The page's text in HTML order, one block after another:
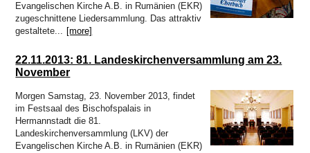
Evangelischen Kirche A.B. in Rumänien (EKR)
zugeschnittene Liedersammlung. Das attraktiv
gestaltete... [more]
22.11.2013: 81. Landeskirchenversammlung am 23.
November
Morgen Samstag, 23. November 2013, findet
im Festsaal des Bischofspalais in
Hermannstadt die 81.
Landeskirchenversammlung (LKV) der
Evangelischen Kirche A.B. in Rumänien (EKR)